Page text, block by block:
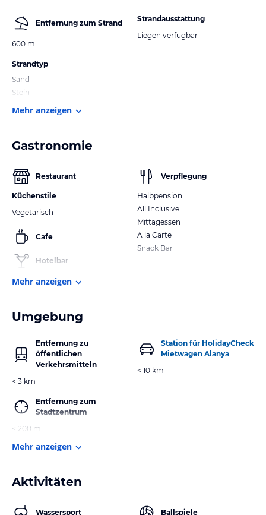
Entfernung zum Strand
600 m
Strandtyp
Sand
Stein
Strandausstattung
Liegen verfügbar
Mehr anzeigen
Gastronomie
Restaurant
Küchenstile
Vegetarisch
Cafe
Hotelbar
Verpflegung
Halbpension
All Inclusive
Mittagessen
A la Carte
Snack Bar
Mehr anzeigen
Umgebung
Entfernung zu
öffentlichen
Verkehrsmitteln
< 3 km
Entfernung zum
Stadtzentrum
< 200 m
Station für HolidayCheck
Mietwagen Alanya
< 10 km
Mehr anzeigen
Aktivitäten
Wassersport Ballspiele